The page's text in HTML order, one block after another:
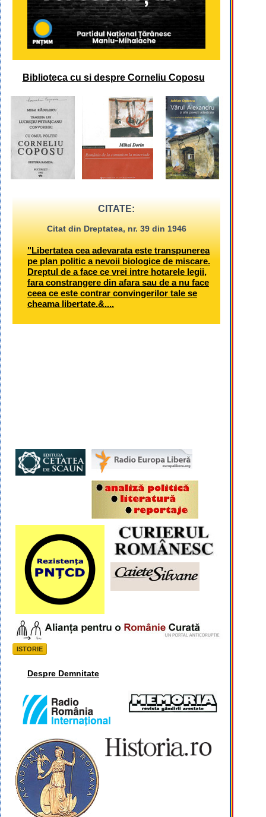
Biblioteca cu si despre Corneliu Coposu
CITATE:
Citat din Dreptatea, nr. 39 din 1946
"Libertatea cea adevarata este transpunerea
pe plan politic a nevoii biologice de miscare.
Dreptul de a face ce vrei intre hotarele legii,
fara constrangere din afara sau de a nu face
ceea ce este contrar convingerilor tale se
cheama libertate.&....
ISTORIE
Despre Demnitate